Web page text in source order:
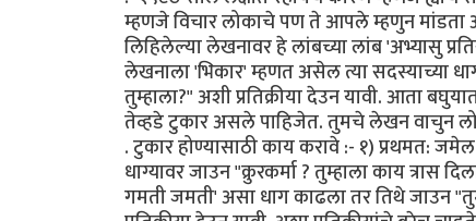
म्हणजे विचार लोकाचे पण ते आपले म्हणुन मांडता
लिहिलेल्या लेखनावर हे लांबच्या लांब 'अभ्यासु
लेखनाला 'भिकार' म्हणत असेल त्या सदस्याच्या
तुम्हाला?" अशी प्रतिक्रीया देउन यावी. आता
तेव्हडे टुकार असले पाहिजेत. तुमचे लेखन वाचुन
. टुकार होण्यासाठी काय करावे :- १) प्रथमत: जमेल
धाग्यावर जाउन "क्रुरकर्मा ? तुम्हाला काय त्रास
गमती जमती' असा धाग काढला तर तिथे जाउन